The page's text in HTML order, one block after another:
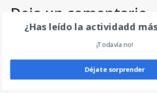
Deja un comentario
¿Has leído la actividadd
¡Todavía no!
Déjate sorprender